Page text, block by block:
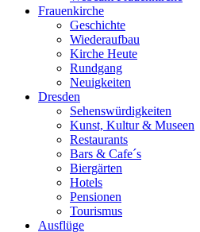
Frauenkirche
Geschichte
Wiederaufbau
Kirche Heute
Rundgang
Neuigkeiten
Dresden
Sehenswürdigkeiten
Kunst, Kultur & Museen
Restaurants
Bars & Cafe´s
Biergärten
Hotels
Pensionen
Tourismus
Ausflüge